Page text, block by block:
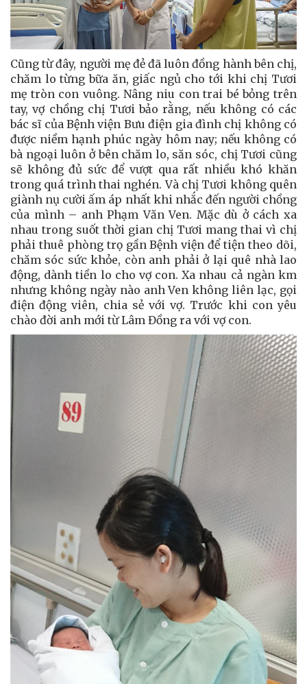
Cũng từ đây, người mẹ đẻ đã luôn đồng hành bên chị,
chăm lo từng bữa ăn, giấc ngủ cho tới khi chị Tươi
mẹ tròn con vuông. Nâng niu con trai bé bỏng trên
tay, vợ chồng chị Tươi bảo rằng, nếu không có các
bác sĩ của Bệnh viện Bưu điện gia đình chị không có
được niềm hạnh phúc ngày hôm nay; nếu không có
bà ngoại luôn ở bên chăm lo, săn sóc, chị Tươi cũng
sẽ không đủ sức để vượt qua rất nhiều khó khăn
trong quá trình thai nghén. Và chị Tươi không quên
giành nụ cười ấm áp nhất khi nhắc đến người chồng
của mình – anh Phạm Văn Ven. Mặc dù ở cách xa
nhau trong suốt thời gian chị Tươi mang thai vì chị
phải thuê phòng trọ gần Bệnh viện để tiện theo dõi,
chăm sóc sức khỏe, còn anh phải ở lại quê nhà lao
động, dành tiền lo cho vợ con. Xa nhau cả ngàn km
nhưng không ngày nào anh Ven không liên lạc, gọi
điện động viên, chia sẻ với vợ. Trước khi con yêu
chào đời anh mới từ Lâm Đồng ra với vợ con.